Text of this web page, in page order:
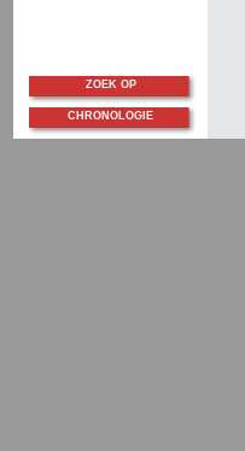
ZOEK OP
CHRONOLOGIE